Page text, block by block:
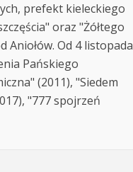
prefekt kieleckiego
oraz "Żółtego
Aniołów. Od 4 listopada
Pańskiego
(2011), "Siedem
"777 spojrzeń